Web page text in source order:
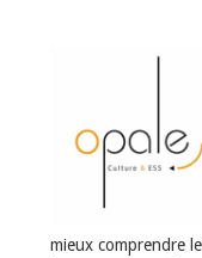
mieux comprendre